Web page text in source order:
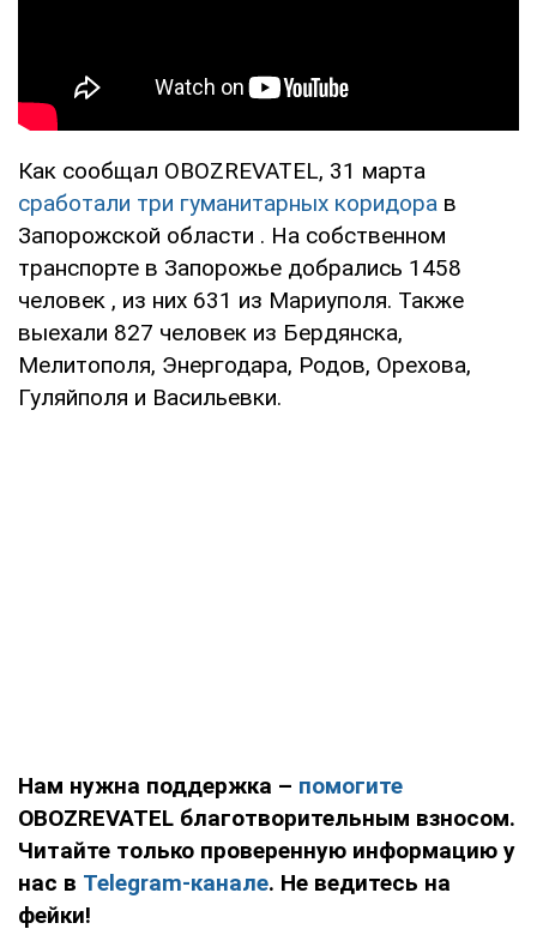
Как сообщал OBOZREVATEL, 31 марта
сработали три гуманитарных коридора в
Запорожской области . На собственном
транспорте в Запорожье добрались 1458
человек , из них 631 из Мариуполя. Также
выехали 827 человек из Бердянска,
Мелитополя, Энергодара, Родов, Орехова,
Гуляйполя и Васильевки.
Нам нужна поддержка – помогите
OBOZREVATEL благотворительным взносом.
Читайте только проверенную информацию у
нас в Telegram-канале. Не ведитесь на
фейки!